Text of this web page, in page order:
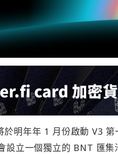
明年年 1 月份啟動 V3
設立一個獨立的 BNT 匯